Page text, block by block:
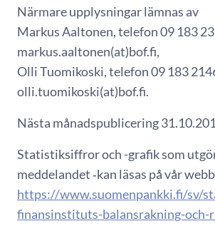
Närmare upplysningar lämnas av
Markus Aaltonen, telefon 09 183
markus.aaltonen(at)bof.fi,
Olli Tuomikoski, telefon 09 183
olli.tuomikoski(at)bof.fi.
Nästa månadspublicering
Statistiksiffror och -grafik som
meddelandet ‑kan läsas på vår
https://www.suomenpankki.fi/sv/
finansinstituts-balansrakning-och-